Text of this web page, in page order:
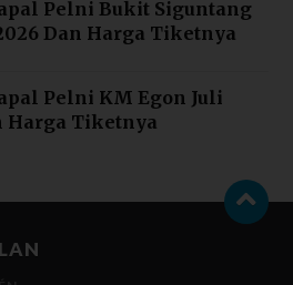
Pelni Bukit Siguntang
Dan Harga Tiketnya
Pelni KM Egon Juli
Harga Tiketnya